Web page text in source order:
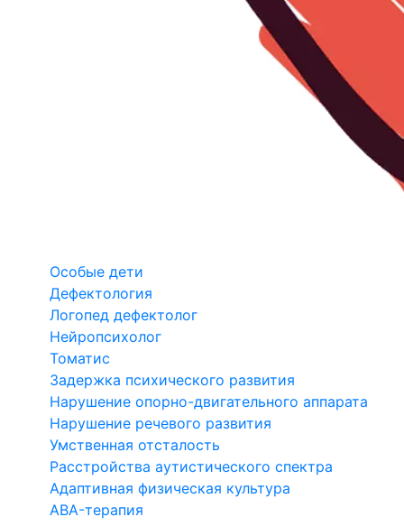
Особые дети
Дефектология
Логопед дефектолог
Нейропсихолог
Томатис
Задержка психического развития
Нарушение опорно-двигательного аппарата
Нарушение речевого развития
Умственная отсталость
Расстройства аутистического спектра
Адаптивная физическая культура
ABA-терапия